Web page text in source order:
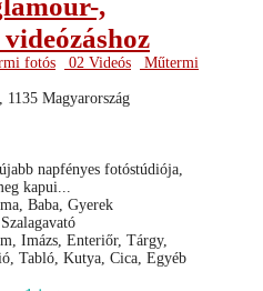
,
fotós 02 Videós
Műtermi
1135 Magyarország
napfényes fotóstúdiója,
kapui...
Baba, Gyerek
Imázs, Enteriőr, Tárgy,
Tabló, Kutya, Cica, Egyéb